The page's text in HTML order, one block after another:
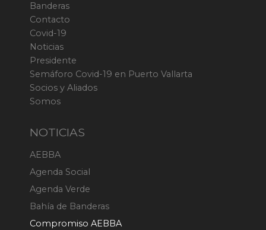
Banderas
Contacto
Covid-19
Noticias
Presidente
Semáforo Covid-19 en Puerto Vallarta
Socios y Aliados
Somos
NOTICIAS
AEBBA
Agenda Social
Agenda Verde
Bahía de Banderas
Compromiso AEBBA